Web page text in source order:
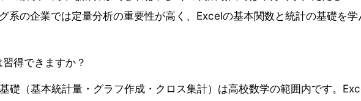
系の企業では定量分析の重要性が高く、Excelの基本関数と統計の基礎を学
得できますか？
礎（基本統計量・グラフ作成・クロス集計）は高校数学の範囲内です。